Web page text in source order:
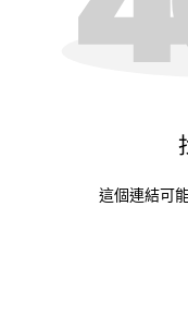
這個連結可